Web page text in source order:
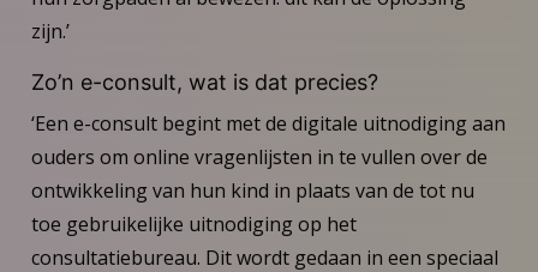
zijn.’
Zo’n e-consult, wat is dat precies?
‘Een e-consult begint met de digitale uitnodiging aan
ouders om online vragenlijsten in te vullen over de
ontwikkeling van hun kind in plaats van de tot nu
toe gebruikelijke uitnodiging op het
consultatiebureau. Dit wordt gedaan in een speciaal